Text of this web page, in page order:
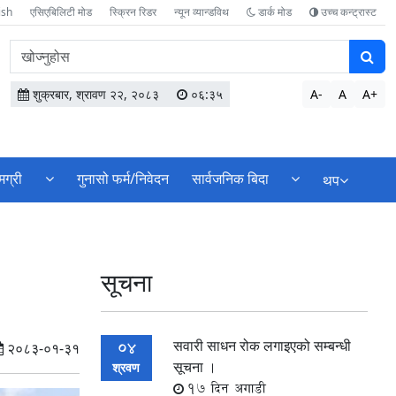
एसिएबिलिटी मोड स्क्रिन रिडर न्यून व्यान्डविथ डार्क मोड उच्च कन्ट्रास्ट
वेबसाइटमा
सामग्री
खोज्नुहोस
शुक्रबार, श्रावण २२, २०८३ ०६:३५ A- A A+
गुनासो फर्म/निवेदन सार्वजनिक बिदा थप
२०८३-०१-३१
सूचना
04
श्रवण
सवारी साधन रोक लगाइएको सम्बन्धी
सूचना ।
17 दिन अगाडी